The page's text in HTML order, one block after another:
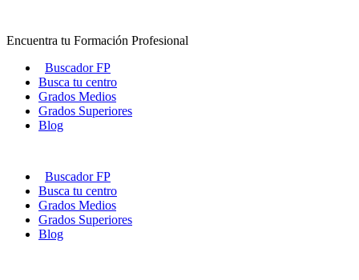
contenido
Encuentra tu Formación Profesional
Buscador FP
Busca tu centro
Grados Medios
Grados Superiores
Blog
Buscador FP
Busca tu centro
Grados Medios
Grados Superiores
Blog